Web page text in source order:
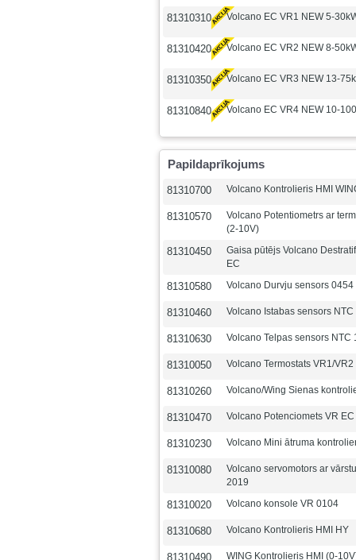
81310310 Volcano EC VR1 NEW 5-
81310420 Volcano EC VR2 NEW 8-
81310350 Volcano EC VR3 NEW 13-
81310840 Volcano EC VR4 NEW 10-
Papildaprīkojums
81310700 Volcano Kontrolieris HMI
81310570
Volcano Potentiometrs ar
(2-10V)
81310450
Gaisa pūtējs Volcano
EC
81310580 Volcano Durvju sensors 0454
81310460 Volcano Istabas sensors NTC
81310630 Volcano Telpas sensors NTC
81310050 Volcano Termostats VR1/
81310260 Volcano/Wing Sienas
81310470 Volcano Potenciomets VR
81310230 Volcano Mini ātruma
81310080
Volcano servomotors ar
2019
81310020 Volcano konsole VR 0104
81310680 Volcano Kontrolieris HMI HY
81310490 WING Kontrolieris HMI (0-